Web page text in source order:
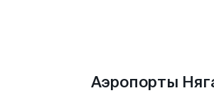
Аэропорты